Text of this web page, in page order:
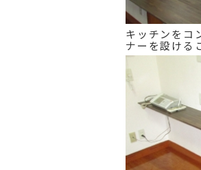
キッチンをコ
ナーを設ける